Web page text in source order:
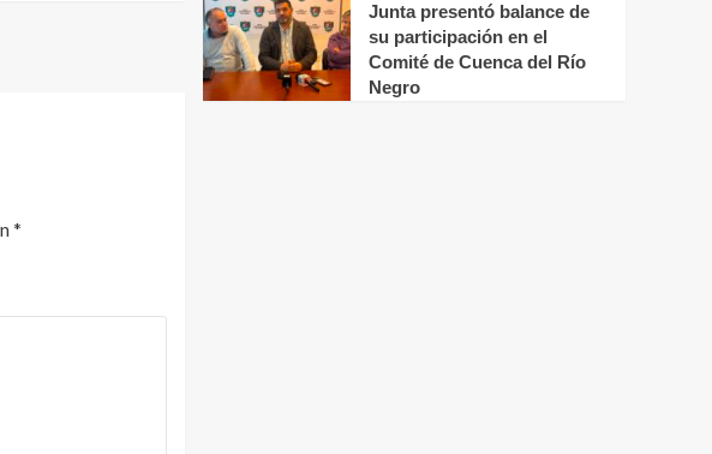
*
Junta presentó balance de
su participación en el
Comité de Cuenca del Río
Negro